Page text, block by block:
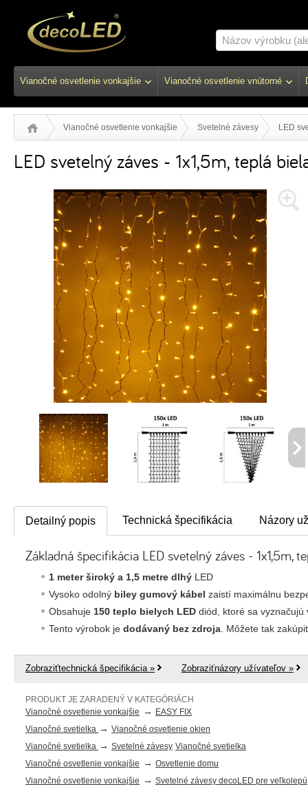
Vianočné osvetlenie vonkajšie Vianočné osvetlenie vnútorné
Vianočné osvetlenie vonkajšie Svetelné závesy LED
LED svetelný záves - 1x1,5m, teplá
Detailný popis Technická špecifikácia Názory
Základná špecifikácia LED svetelný záves - 1x1,5m,
1 meter široký a 1,5 metre dlhý LED
Vysoko odolný biley gumový kábel zaistí maximálnu
Obsahuje 150 teplo bielych LED diód, ktoré sa vyznačujú
Tento výrobok je dodávaný bez zdroja . Môžete tak
Zobraziťtechnická špecifikácia » Zobraziťnázory užívateľov »
PRODUKT JE ZARADENÝ V KATEGÓRIÁCH
Vianočné osvetlenie vonkajšie →
EASY FIX
Vianočné svetielka → Vianočné osvetlenie okien
Vianočné svetielka → Svetelné závesy Vianočné svetielka
Vianočné osvetlenie vonkajšie → Osvetlenie domu
Vianočné osvetlenie vonkajšie → Svetelné závesy decoLED pre veľkolepú